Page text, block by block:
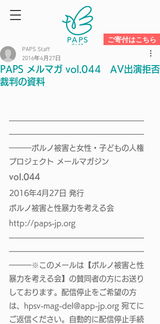
ご寄付はこちら
PAPS メルマガ vol.044 AV出演拒否
裁判の資料
PAPS Staff
2016年4月27日
━━━━━━━━━━━━━━━━━━
━━━━━━━━━━━━━━━━━━
━━━ポルノ被害と女性・子どもの人権
プロジェクト メールマガジン
vol.044
2016年4月27日 発行
ポルノ被害と性暴力を考える会
http://paps-jp.org
━━━━━━━━━━━━━━━━━━
━━━━━━━━━━━━━━━━━━
━━━※このメールは【ポルノ被害と性
暴力を考える会】の賛同者の方にお送り
しております。配信停止をご希望の方
は、
hpsv-mag-del@app-jp.org 宛てに
ご返信ください。自動的に配信停止手続